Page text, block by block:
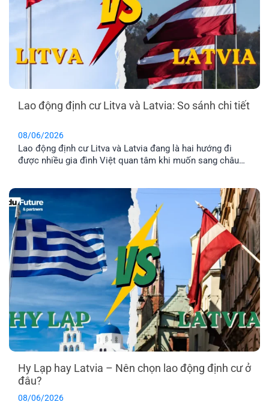
Lao động định cư Litva và Latvia: So sánh chi tiết
08/06/2026
Lao động định cư Litva và Latvia đang là hai hướng đi
được nhiều gia đình Việt quan tâm khi muốn sang châu
lương, chi phí sinh hoạt, môi trường sống [...]
Hy Lạp hay Latvia – Nên chọn lao động định cư ở
đâu?
08/06/2026